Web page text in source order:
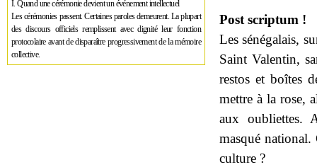
I. Quand une cérémonie devient un événement intellectuel
Les cérémonies passent. Certaines paroles demeurent. La plupart
des discours officiels remplissent avec dignité leur fonction
protocolaire avant de disparaître progressivement de la mémoire
collective.
Post scriptum !
Les sénégalais,
Saint Valentin,
restos et boîtes
mettre à la rose,
aux oubliettes.
masqué national.
culture ?